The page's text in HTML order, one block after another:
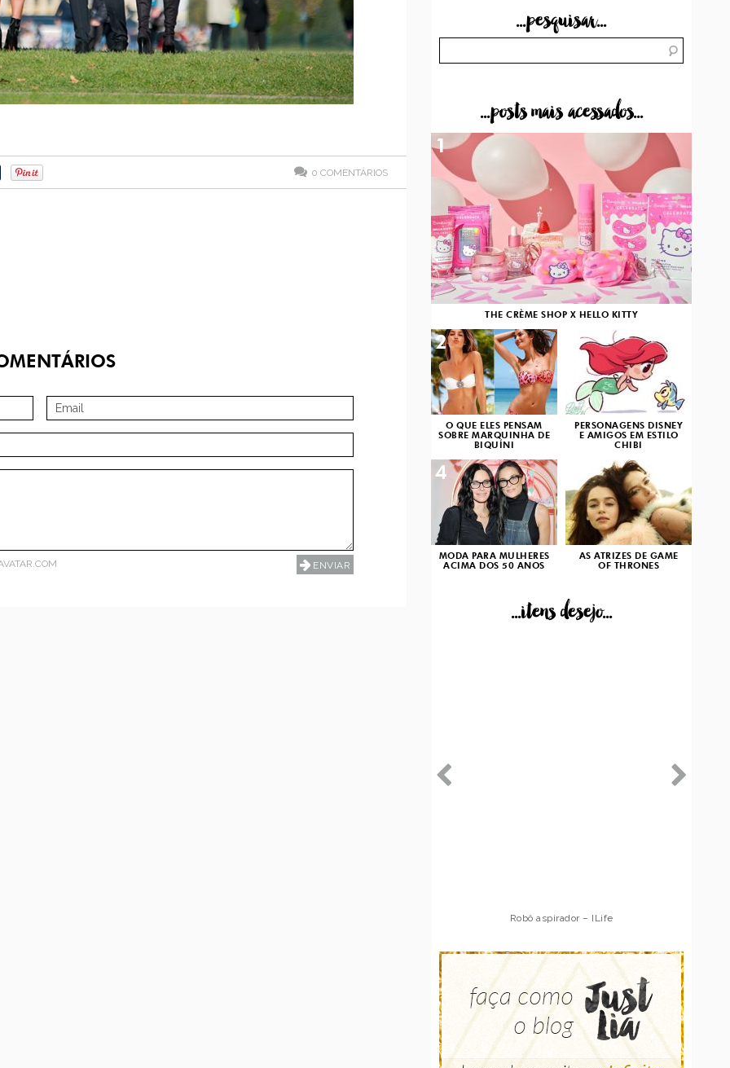
0 COMENTÁRIOS
...pesquisar...
...posts mais acessados...
THE CRÈME SHOP X HELLO KITTY
1
O QUE ELES PENSAM
SOBRE MARQUINHA DE
BIQUÍNI
2
PERSONAGENS DISNEY
E AMIGOS EM ESTILO
CHIBI
3
MODA PARA MULHERES
ACIMA DOS 50 ANOS
4
AS ATRIZES DE GAME
OF THRONES
...itens desejo...
Robô aspirador – ILife